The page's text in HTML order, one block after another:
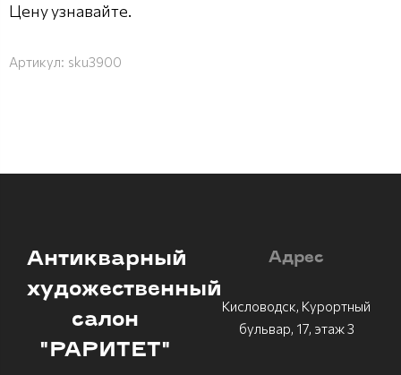
Цену узнавайте.
Артикул: sku3900
Антикварный
художественный
салон
"РАРИТЕТ"
Адрес
Кисловодск, Курортный
бульвар, 17, этаж 3